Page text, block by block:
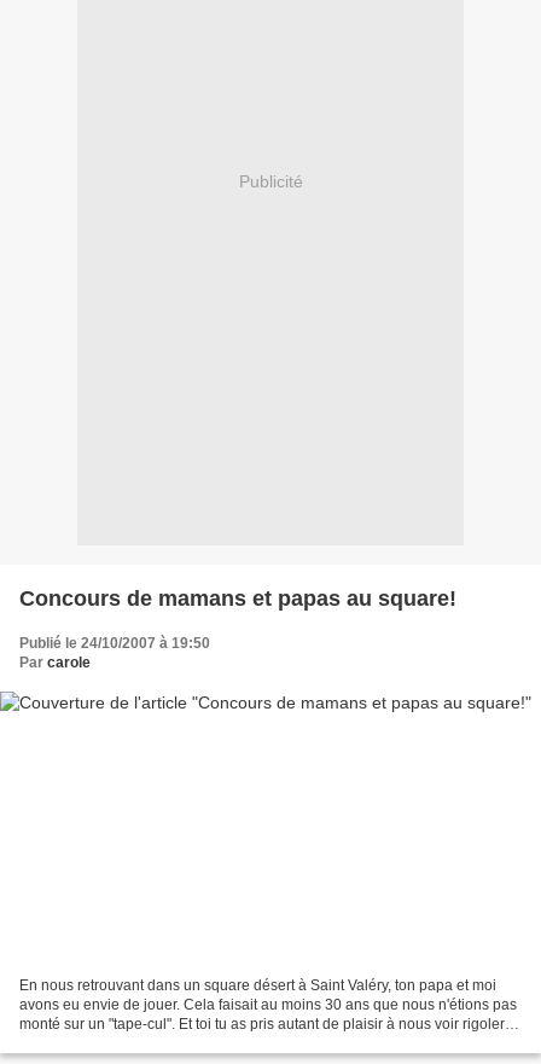
Publicité
Concours de mamans et papas au square!
Publié le 24/10/2007 à 19:50
Par carole
En nous retrouvant dans un square désert à Saint Valéry, ton papa et moi
avons eu envie de jouer. Cela faisait au moins 30 ans que nous n'étions pas
monté sur un "tape-cul". Et toi tu as pris autant de plaisir à nous voir rigoler